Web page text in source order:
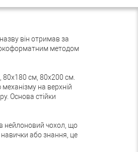
він отримав за
методом
80х180 см, 80х200 см.
на верхній
Основа стійки
в нейлоновий чохол, що
або знання, це